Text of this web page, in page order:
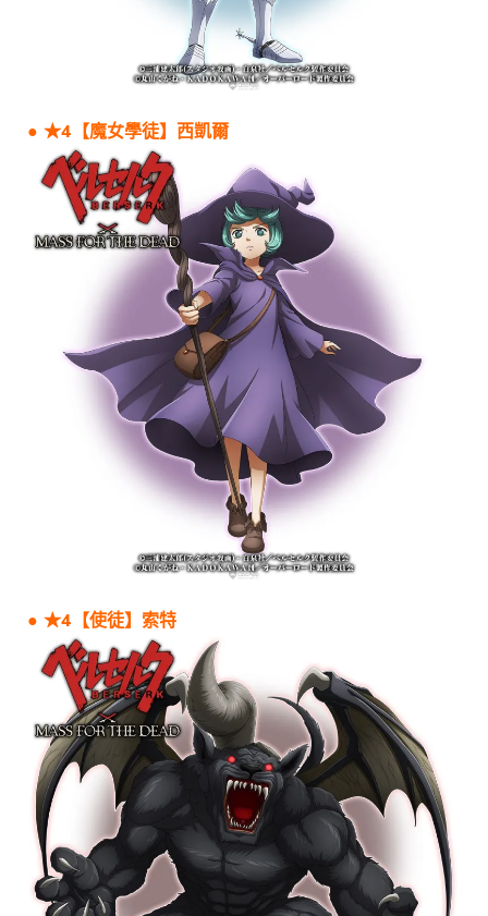
● ★4【魔女學徒】西凱爾
● ★4【使徒】索特